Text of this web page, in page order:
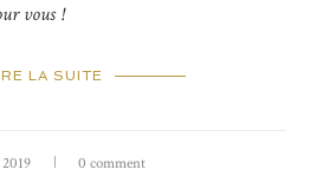
vous !
LA SUITE
0 comment